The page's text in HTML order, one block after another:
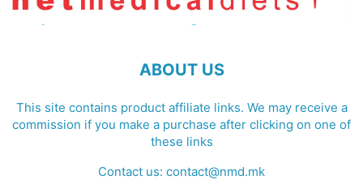
ABOUT US
This site contains product affiliate links. We may receive a
commission if you make a purchase after clicking on one of
these links
Contact us: contact@nmd.mk